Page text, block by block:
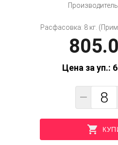
Расфасовка: 8 кг.
Цена за уп.:
−